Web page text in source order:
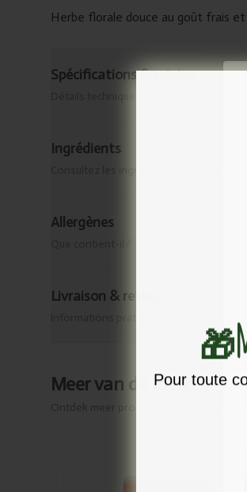
Herbe florale douce au goût frais et
Spécifications & origine
Ingrédients
Allergènes
Livraison & retour
Meer van dit merk
Ontdek meer producten van
🎁
Pour toute